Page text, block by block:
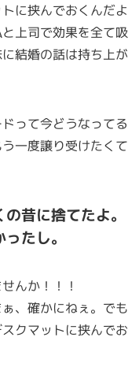
に挟んでおくんだ
上司で効果を全て
結婚の話は持ち上
って今どうなって
一度譲り受けたく
昔に捨てたよ。
たし。
んか！！！
、確かにねぇ。で
クマットに挟んで